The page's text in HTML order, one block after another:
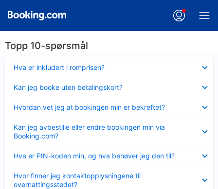
Topp 10-spørsmål
Hva er inkludert i romprisen?
mindre
Kan jeg booke uten betalingskort?
mindre
Hvordan vet jeg at bookingen min er bekreftet?
mindre
Kan jeg avbestille eller endre bookingen min via
Booking.com?
mindre
Hva er PIN-koden min, og hva behøver jeg den til?
mindre
Hvor finner jeg kontaktopplysningene til
overnattingsstedet?
mindre